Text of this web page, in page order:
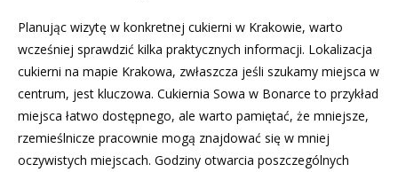
Planując wizytę w konkretnej cukierni w Krakowie, warto
wcześniej sprawdzić kilka praktycznych informacji. Lokalizacja
cukierni na mapie Krakowa, zwłaszcza jeśli szukamy miejsca w
centrum, jest kluczowa. Cukiernia Sowa w Bonarce to przykład
miejsca łatwo dostępnego, ale warto pamiętać, że mniejsze,
rzemieślnicze pracownie mogą znajdować się w mniej
oczywistych miejscach. Godziny otwarcia poszczególnych